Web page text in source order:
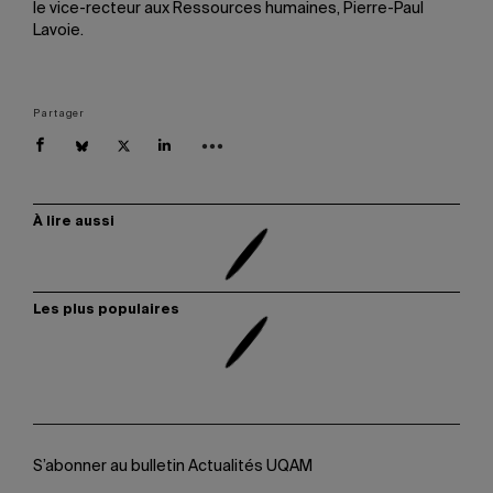
le vice-recteur aux Ressources humaines, Pierre-Paul
Lavoie.
Partager
À lire aussi
Les plus populaires
S’abonner au bulletin Actualités UQAM